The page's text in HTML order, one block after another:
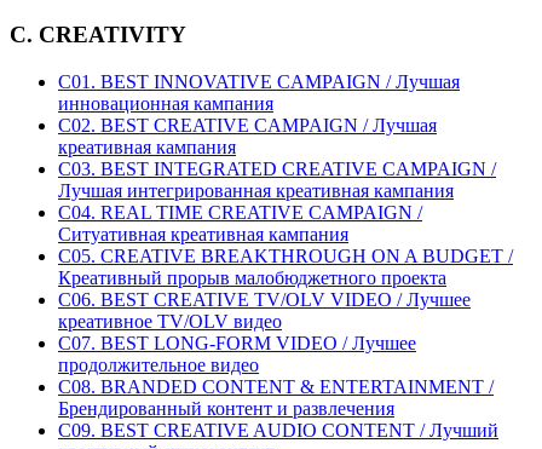
C. CREATIVITY
C01. BEST INNOVATIVE CAMPAIGN / Лучшая
инновационная кампания
C02. BEST CREATIVE CAMPAIGN / Лучшая
креативная кампания
C03. BEST INTEGRATED CREATIVE CAMPAIGN /
Лучшая интегрированная креативная кампания
C04. REAL TIME CREATIVE CAMPAIGN /
Ситуативная креативная кампания
C05. CREATIVE BREAKTHROUGH ON A BUDGET /
Креативный прорыв малобюджетного проекта
C06. BEST CREATIVE TV/OLV VIDEO / Лучшее
креативное TV/OLV видео
C07. BEST LONG-FORM VIDEO / Лучшее
продолжительное видео
C08. BRANDED CONTENT & ENTERTAINMENT /
Брендированный контент и развлечения
C09. BEST CREATIVE AUDIO CONTENT / Лучший